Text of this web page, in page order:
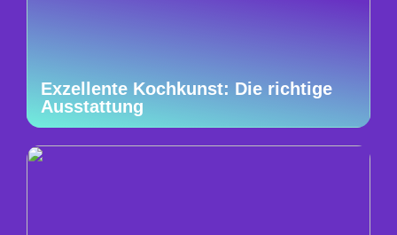
Exzellente Kochkunst: Die richtige
Ausstattung